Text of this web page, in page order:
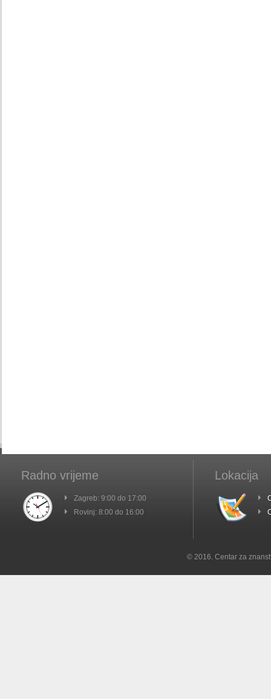
Radno vrijeme
Zagreb: 9:00 do 17:00
Rovinj: 8:00 do 16:00
Lokacija
© 2016. Centar za